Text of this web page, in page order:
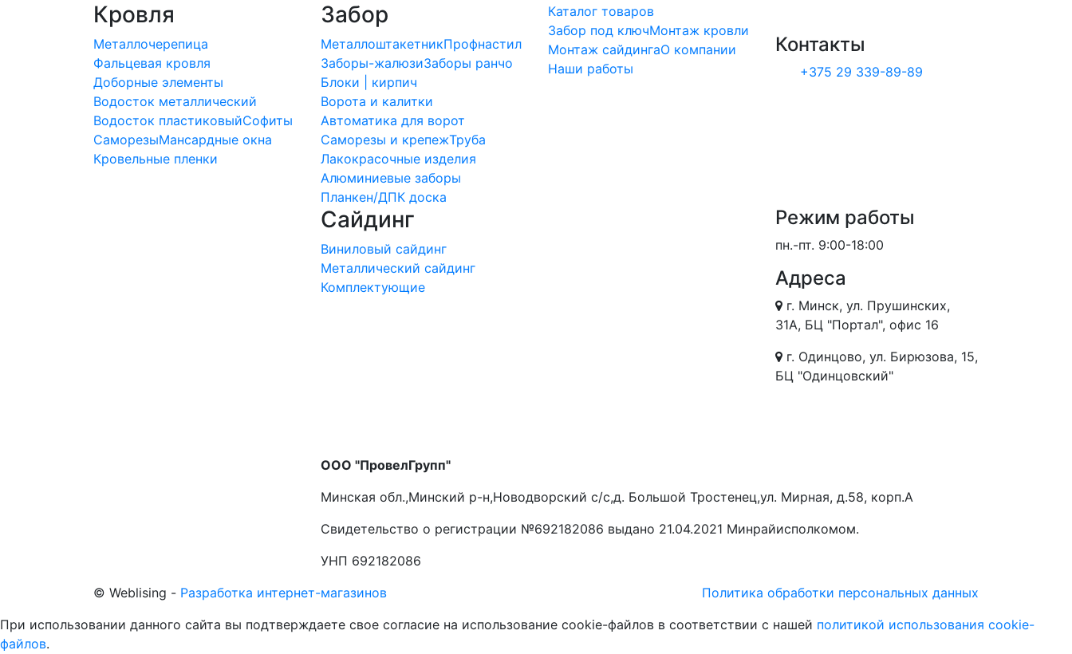
Кровля
Металлочерепица
Фальцевая кровля
Доборные элементы
Водосток металлический
Водосток пластиковыйСофиты
СаморезыМансардные окна
Кровельные пленки
Забор
МеталлоштакетникПрофнастил
Заборы-жалюзиЗаборы ранчо
Блоки | кирпич
Ворота и калитки
Автоматика для ворот
Саморезы и крепежТруба
Лакокрасочные изделия
Алюминиевые заборы
Планкен/ДПК доска
Сайдинг
Виниловый сайдинг
Металлический сайдинг
Комплектующие
Каталог товаров
Забор под ключМонтаж кровли
Монтаж сайдингаО компании
Наши работы
Контакты
+375 29 339-89-89
Режим работы
пн.-пт. 9:00-18:00
Адреса
г. Минск, ул. Прушинских,
31А, БЦ "Портал", офис 16
г. Одинцово, ул. Бирюзова, 15,
БЦ "Одинцовский"
ООО "ПровелГрупп"
Минская обл.,Минский р-н,Новодворский с/с,д. Большой Тростенец,ул. Мирная, д.58, корп.А
Свидетельство о регистрации №692182086 выдано 21.04.2021 Минрайисполкомом.
УНП 692182086
© Weblising - Разработка интернет-магазинов
Политика обработки персональных данных
При использовании данного сайта вы подтверждаете свое согласие на использование cookie-файлов в соответствии с нашей политикой использования cookie-
файлов.